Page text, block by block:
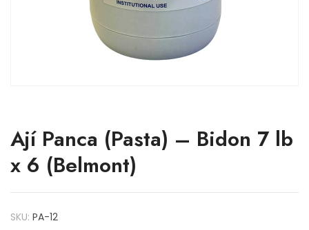
Ají Panca (Pasta) – Bidon 7 lb
x 6 (Belmont)
SKU: PA-12